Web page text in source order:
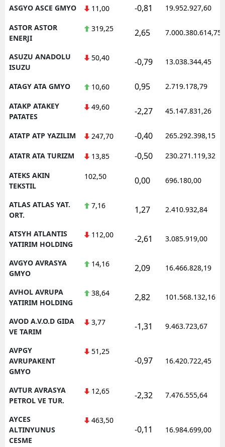
ASGYO ASCE GMYO 11,00 -0,81 19.952.927,60
ASTOR ASTOR
ENERJI
319,25 2,65 7.000.380.614,75
ASUZU ANADOLU
ISUZU
50,40 -0,79 13.038.344,45
ATAGY ATA GMYO 10,60 0,95 2.719.178,79
ATAKP ATAKEY
PATATES
49,60 -2,27 45.147.831,26
ATATP ATP YAZILIM 247,70 -0,40 265.292.398,15
ATATR ATA TURIZM 13,85 -0,50 230.271.119,32
ATEKS AKIN
TEKSTIL
102,50 0,00 696.180,00
ATLAS ATLAS YAT.
ORT.
7,16 1,27 2.410.932,84
ATSYH ATLANTIS
YATIRIM HOLDING
112,00 -2,61 3.085.919,00
AVGYO AVRASYA
GMYO
14,16 2,09 16.466.828,19
AVHOL AVRUPA
YATIRIM HOLDING
38,64 2,82 101.568.132,16
AVOD A.V.O.D GIDA
VE TARIM
3,77 -1,31 9.463.723,67
AVPGY
AVRUPAKENT
GMYO
51,25
-0,97 16.420.722,45
AVTUR AVRASYA
PETROL VE TUR.
12,65 -2,32 7.476.555,64
AYCES
ALTINYUNUS
CESME
463,50
-0,11 16.984.699,00